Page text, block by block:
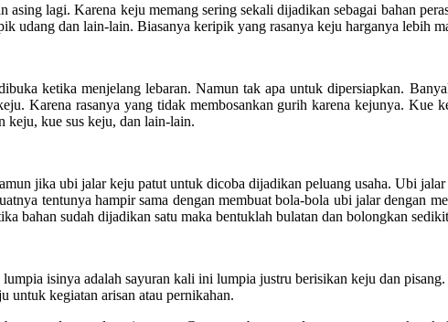
asing lagi. Karena keju memang sering sekali dijadikan sebagai bahan
udang dan lain-lain. Biasanya keripik yang rasanya keju harganya lebih
ketika menjelang lebaran. Namun tak apa untuk dipersiapkan.
Karena rasanya yang tidak membosankan gurih karena kejunya.
keju, kue sus keju, dan lain-lain.
jika ubi jalar keju patut untuk dicoba dijadikan peluang usaha. Ubi
tentunya hampir sama dengan membuat bola-bola ubi jalar dengan
bahan sudah dijadikan satu maka bentuklah bulatan dan bolongkan
lumpia isinya adalah sayuran kali ini lumpia justru berisikan keju dan
untuk kegiatan arisan atau pernikahan.